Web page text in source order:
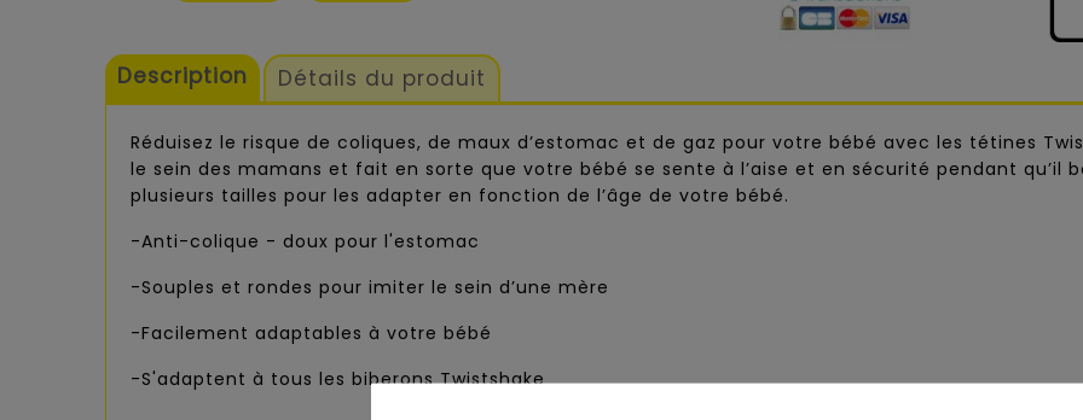
Description Détails du produit
Réduisez le risque de coliques, de maux d’estomac et de gaz pour votre bébé avec les tétines
le sein des mamans et fait en sorte que votre bébé se sente à l’aise et en sécurité pendant qu’il
plusieurs tailles pour les adapter en fonction de l’âge de votre bébé.
-Anti-colique - doux pour l'estomac
-Souples et rondes pour imiter le sein d’une mère
-Facilement adaptables à votre bébé
-S'adaptent à tous les biberons Twistshake